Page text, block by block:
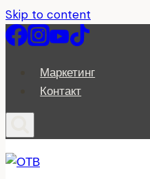
Skip to content
Маркетинг
Контакт